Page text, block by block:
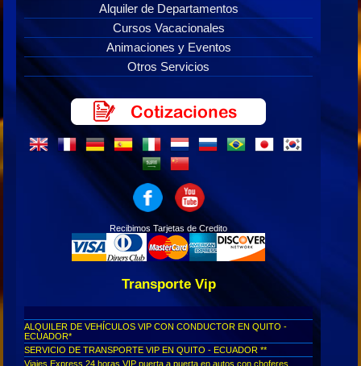
Alquiler de Departamentos
Cursos Vacacionales
Animaciones y Eventos
Otros Servicios
Recibimos Tarjetas de Credito
Transporte Vip
ALQUILER DE VEHÍCULOS VIP CON CONDUCTOR EN QUITO -
ECUADOR*
SERVICIO DE TRANSPORTE VIP EN QUITO - ECUADOR **
Viajes Express 24 horas VIP puerta a puerta en autos con choferes